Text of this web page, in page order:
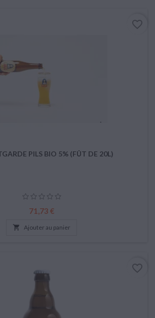
PILS BIO 5% (FÛT DE 20L)
Prix
71,73 €
 Ajouter au panier
favorite_border
favorite_border